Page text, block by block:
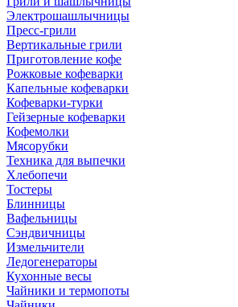
Электрошашлычницы
Пресс-грили
Вертикальные грили
Приготовление кофе
Рожковые кофеварки
Капельные кофеварки
Кофеварки-турки
Гейзерные кофеварки
Кофемолки
Мясорубки
Техника для выпечки
Хлебопечи
Тостеры
Блинницы
Вафельницы
Сэндвичницы
Измельчители
Ледогенераторы
Кухонные весы
Чайники и термопоты